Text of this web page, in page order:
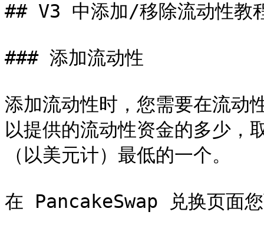
## V3 中添加/移除流动性教
### 添加流动性
添加流动性时，您需要在流动
以提供的流动性资金的多少，
（以美元计）最低的一个。
在 PancakeSwap 兑换页面